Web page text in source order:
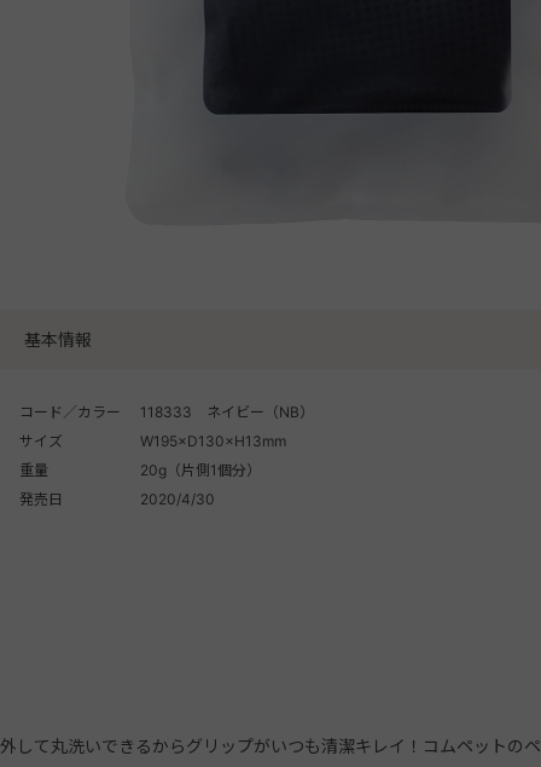
基本情報
コード／カラー
118333 ネイビー（NB）
サイズ
W195×D130×H13mm
重量
20g（片側1個分）
発売日
2020/4/30
外して丸洗いできるからグリップがいつも清潔キレイ！コムペットの